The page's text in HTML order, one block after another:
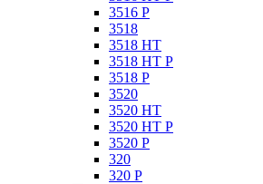
3516 P
3518
3518 HT
3518 HT P
3518 P
3520
3520 HT
3520 HT P
3520 P
320
320 P